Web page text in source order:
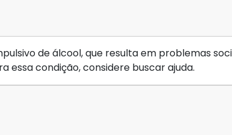
de álcool, que resulta em problemas
essa condição, considere buscar ajuda.